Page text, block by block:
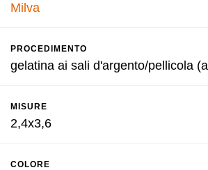
Milva
PROCEDIMENTO
gelatina ai sali d'argento/pellicola
MISURE
2,4x3,6
COLORE